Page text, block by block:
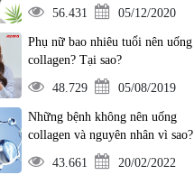
56.431 05/12/2020
Phụ nữ bao nhiêu tuổi nên uống
collagen? Tại sao?
48.729 05/08/2019
Những bệnh không nên uống
collagen và nguyên nhân vì sao?
43.661 20/02/2022